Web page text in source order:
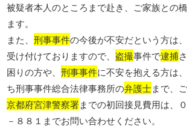
被疑者本人のところまで赴き、ご家族との
ます。
また、刑事事件の今後が不安だという方は
受け付けておりますので、 盗撮事件で逮捕
困りの方や、刑事事件に不安を抱える方は
ち刑事事件総合法律事務所の弁護士まで、
京都府宮津警察署までの初回接見費用は、
－８８１までお問い合わせください。